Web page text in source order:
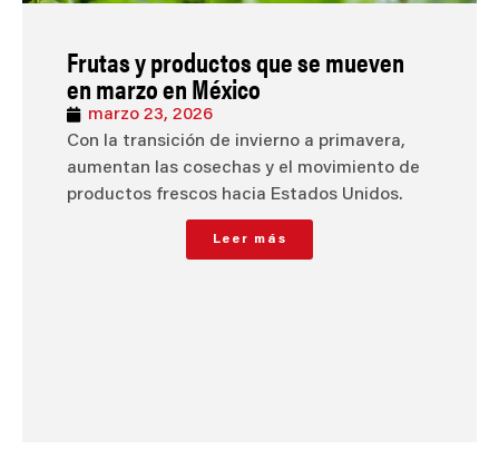
Frutas y productos que se mueven
en marzo en México
marzo 23, 2026
Con la transición de invierno a primavera,
aumentan las cosechas y el movimiento de
productos frescos hacia Estados Unidos.
Leer más